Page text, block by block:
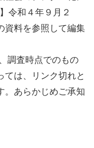
令和４年９月２
資料を参照して編集
調査時点でのもの
ては、リンク切れと
。あらかじめご承知